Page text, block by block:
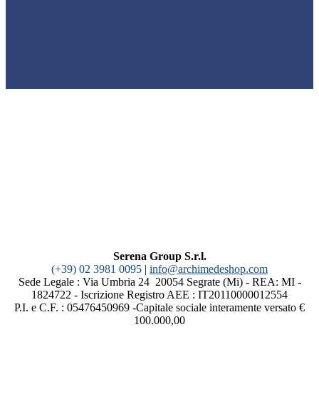
Serena Group S.r.l.
(+39) 02 3981 0095 | info@archimedeshop.com
Sede Legale : Via Umbria 24 20054 Segrate (Mi) - REA: MI -
1824722 - Iscrizione Registro AEE : IT20110000012554
P.I. e C.F. : 05476450969 -Capitale sociale interamente versato €
100.000,00